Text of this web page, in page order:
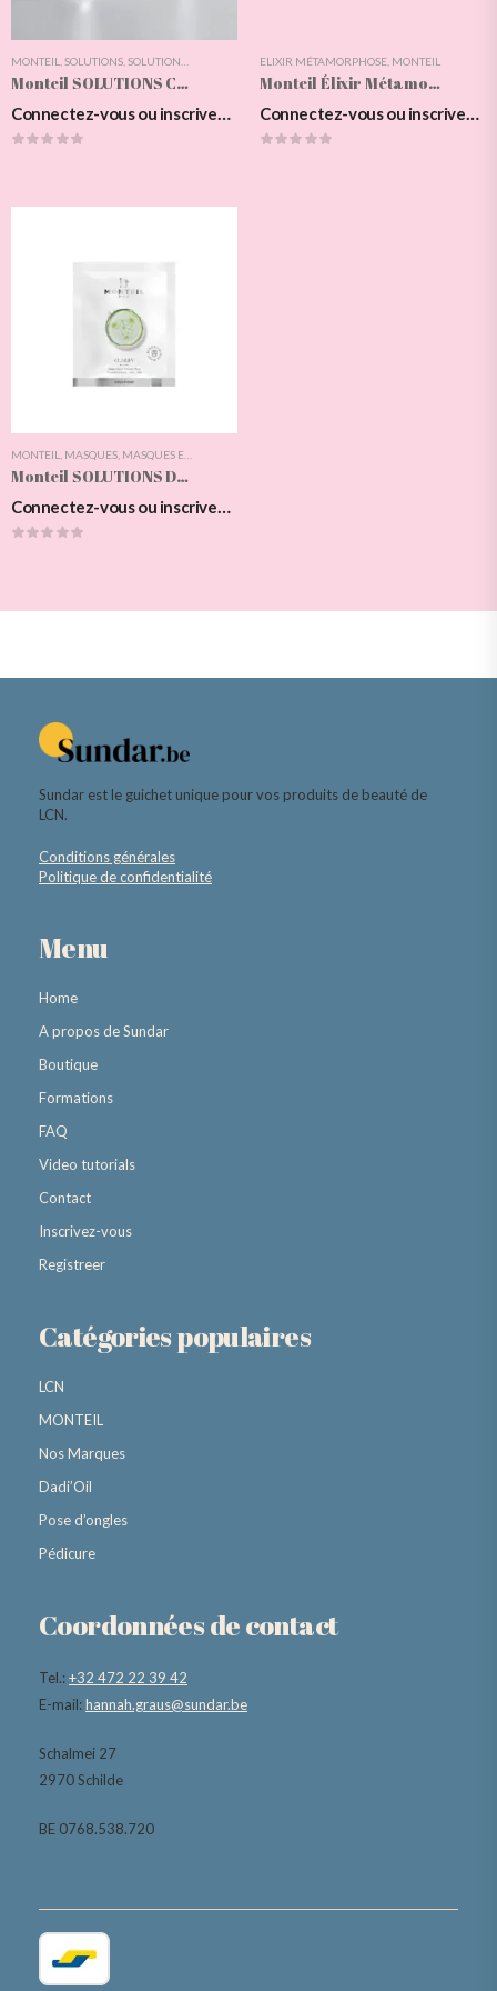
MONTEIL SOLUTIONS SOLUTIONS CLARIFY
Monteil SOLUTIONS CLARIFY SOS Pore Reducer
Connectez-vous ou inscrivez-vous pour voir les prix
ELIXIR MÉTAMORPHOSE MONTEIL
Monteil Élixir Métamorphose Retinol Drops, 30ml
Connectez-vous ou inscrivez-vous pour voir les prix
MONTEIL MASQUES MASQUES EN TISSU
Monteil SOLUTIONS Deep Clean Infusion Mask
Connectez-vous ou inscrivez-vous pour voir les prix
Sundar est le guichet unique pour vos produits de beauté de
LCN.
Conditions générales
Politique de confidentialité
Menu
Home
A propos de Sundar
Boutique
Formations
FAQ
Video tutorials
Contact
Inscrivez-vous
Registreer
Catégories populaires
LCN
MONTEIL
Nos Marques
Dadi’Oil
Pose d’ongles
Pédicure
Coordonnées de contact
Tel.:+32 472 22 39 42
E-mail:hannah.graus@sundar.be
Schalmei 27
2970 Schilde
BE 0768.538.720